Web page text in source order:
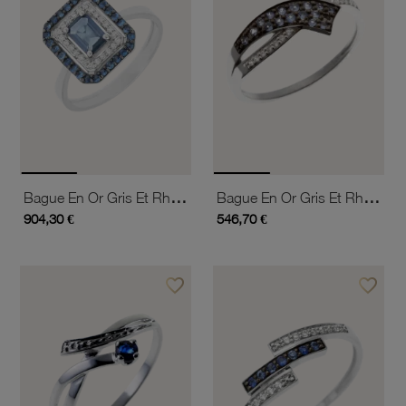
Bague En Or Gris Et Rhodié, Diamants Et Saphirs
904,30 €
Bague En Or Gris Et Rhodié, Saphirs Et Diamants
546,70 €
favorite_borderAjouter à vos favoris favorite_borderAjouter